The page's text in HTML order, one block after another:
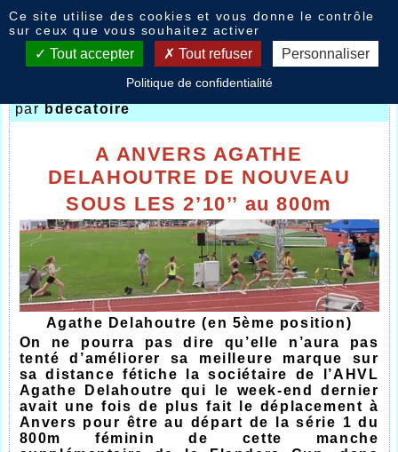
Nouvelles
Anvers Flanders Cup
parbdecatoire
A ANVERS AGATHE
DELAHOUTRE DE NOUVEAU
SOUS LES 2’10’’ au 800m
Agathe Delahoutre (en 5ème position)
On ne pourra pas dire qu’elle n’aura pas
tenté d’améliorer sa meilleure marque sur
sa distance fétiche la sociétaire de l’AHVL
Agathe Delahoutre qui le week-end dernier
avait une fois de plus fait le déplacement à
Anvers pour être au départ de la série 1 du
800m féminin de cette manche
Ce site utilise des cookies et vous donne le contrôle
sur ceux que vous souhaitez activer
Tout accepter Tout refuser Personnaliser
Politique de confidentialité